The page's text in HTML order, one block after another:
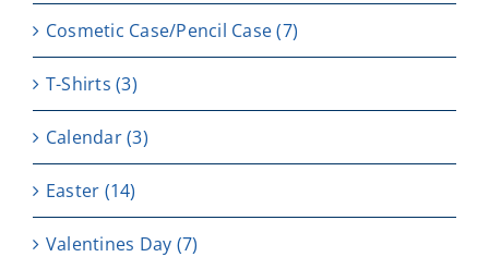
Cosmetic Case/Pencil Case(7)
T-Shirts (3)
Calendar(3)
Easter (14)
Valentines Day (7)